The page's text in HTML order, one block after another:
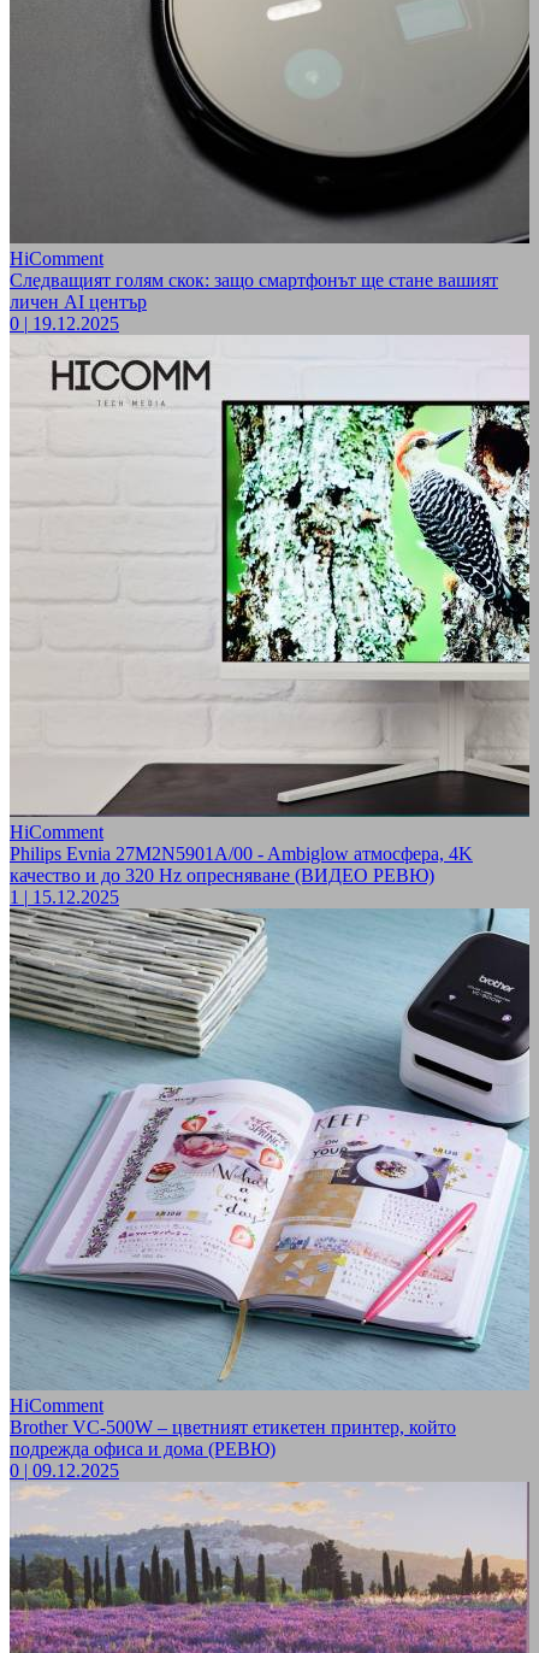
HiComment
Следващият голям скок: защо смартфонът ще стане вашият
личен AI център
0 | 19.12.2025
HiComment
Philips Evnia 27M2N5901A/00 - Ambiglow атмосфера, 4K
качество и до 320 Hz опресняване (ВИДЕО РЕВЮ)
1 | 15.12.2025
HiComment
Brother VC-500W – цветният етикетен принтер, който
подрежда офиса и дома (РЕВЮ)
0 | 09.12.2025